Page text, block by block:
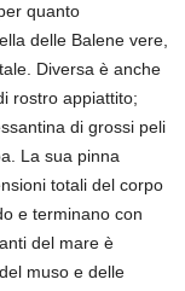
quanto
delle Balene vere,
Diversa è anche
rostro appiattito;
di grossi peli
La sua pinna
totali del corpo
e terminano con
del mare è
muso e delle